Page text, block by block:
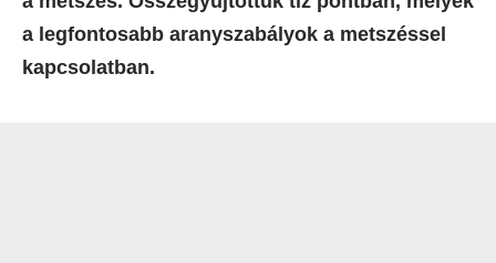
a legfontosabb aranyszabályok a metszéssel
kapcsolatban.